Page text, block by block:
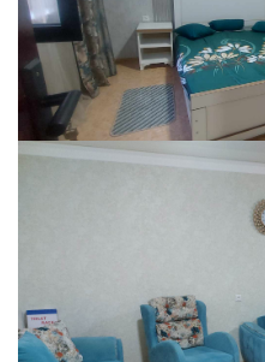
№ Тип размещения
1. Одна персона
2. Две персоны